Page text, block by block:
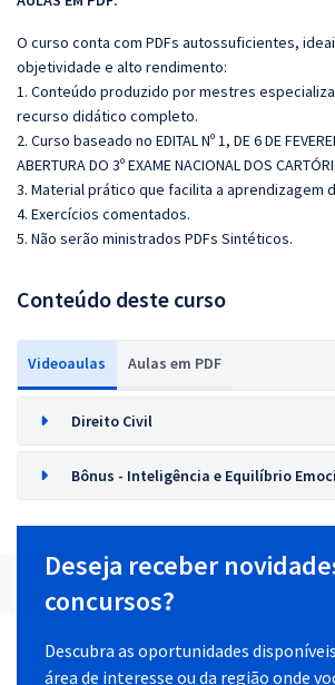
O curso conta com PDFs autossuficientes,
objetividade e alto rendimento:
1. Conteúdo produzido por mestres
recurso didático completo.
2. Curso baseado no EDITAL Nº 1, DE 6 DE
ABERTURA DO 3º EXAME NACIONAL DOS
3. Material prático que facilita a aprendizagem
4. Exercícios comentados.
5. Não serão ministrados PDFs Sintéticos.
Conteúdo deste curso
Videoaulas Aulas em PDF
Direito Civil
Bônus - Inteligência e Equilíbrio
Deseja receber
concursos?
Descubra as oportunidades
área de interesse ou da região onde